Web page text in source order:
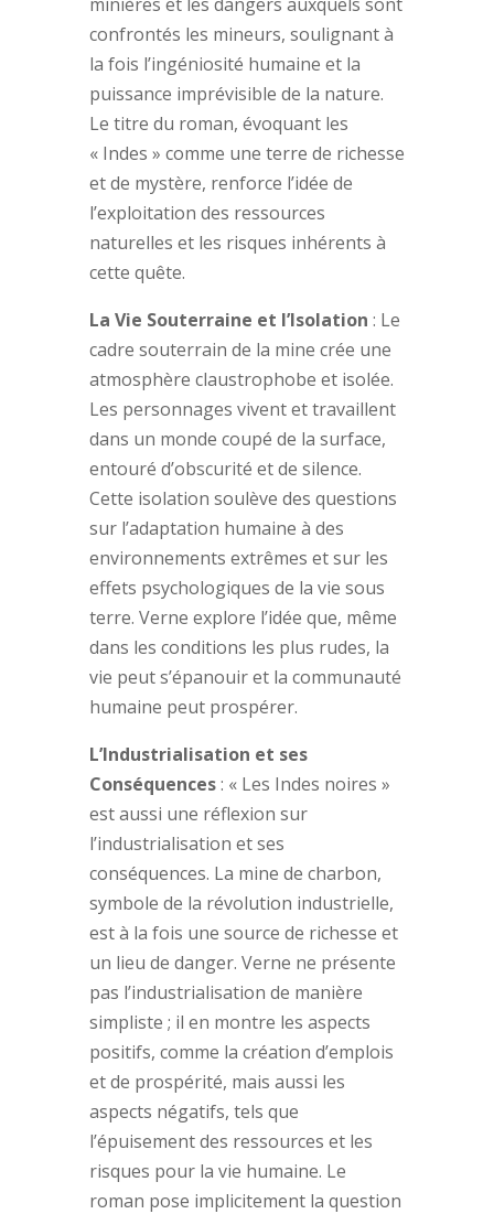
confrontés les mineurs, soulignant à
la fois l’ingéniosité humaine et la
puissance imprévisible de la nature.
Le titre du roman, évoquant les
« Indes » comme une terre de richesse
et de mystère, renforce l’idée de
l’exploitation des ressources
naturelles et les risques inhérents à
cette quête.
La Vie Souterraine et l’Isolation : Le
cadre souterrain de la mine crée une
atmosphère claustrophobe et isolée.
Les personnages vivent et travaillent
dans un monde coupé de la surface,
entouré d’obscurité et de silence.
Cette isolation soulève des questions
sur l’adaptation humaine à des
environnements extrêmes et sur les
effets psychologiques de la vie sous
terre. Verne explore l’idée que, même
dans les conditions les plus rudes, la
vie peut s’épanouir et la communauté
humaine peut prospérer.
L’Industrialisation et ses
Conséquences: « Les Indes noires »
est aussi une réflexion sur
l’industrialisation et ses
conséquences. La mine de charbon,
symbole de la révolution industrielle,
est à la fois une source de richesse et
un lieu de danger. Verne ne présente
pas l’industrialisation de manière
simpliste ; il en montre les aspects
positifs, comme la création d’emplois
et de prospérité, mais aussi les
aspects négatifs, tels que
l’épuisement des ressources et les
risques pour la vie humaine. Le
roman pose implicitement la question